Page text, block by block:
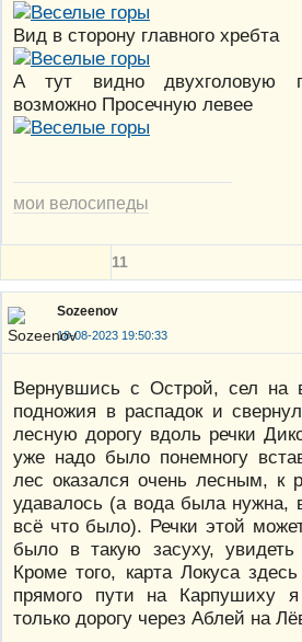
Вид в сторону главного хребта
А тут видно двухголовую
возможно Просечную левее
мои велосипеды
11
Sozeenov
18-08-2023 19:50:33
Вернувшись с Острой, сел на
подножия в распадок и
лесную дорогу вдоль речки
уже надо было понемногу
лес оказался очень лесным, к
удавалось (а вода была нужна,
всё что было). Речки этой
было в такую засуху,
Кроме того, карта Локуса
прямого пути на Карпушиху
только дорогу через Аблей на